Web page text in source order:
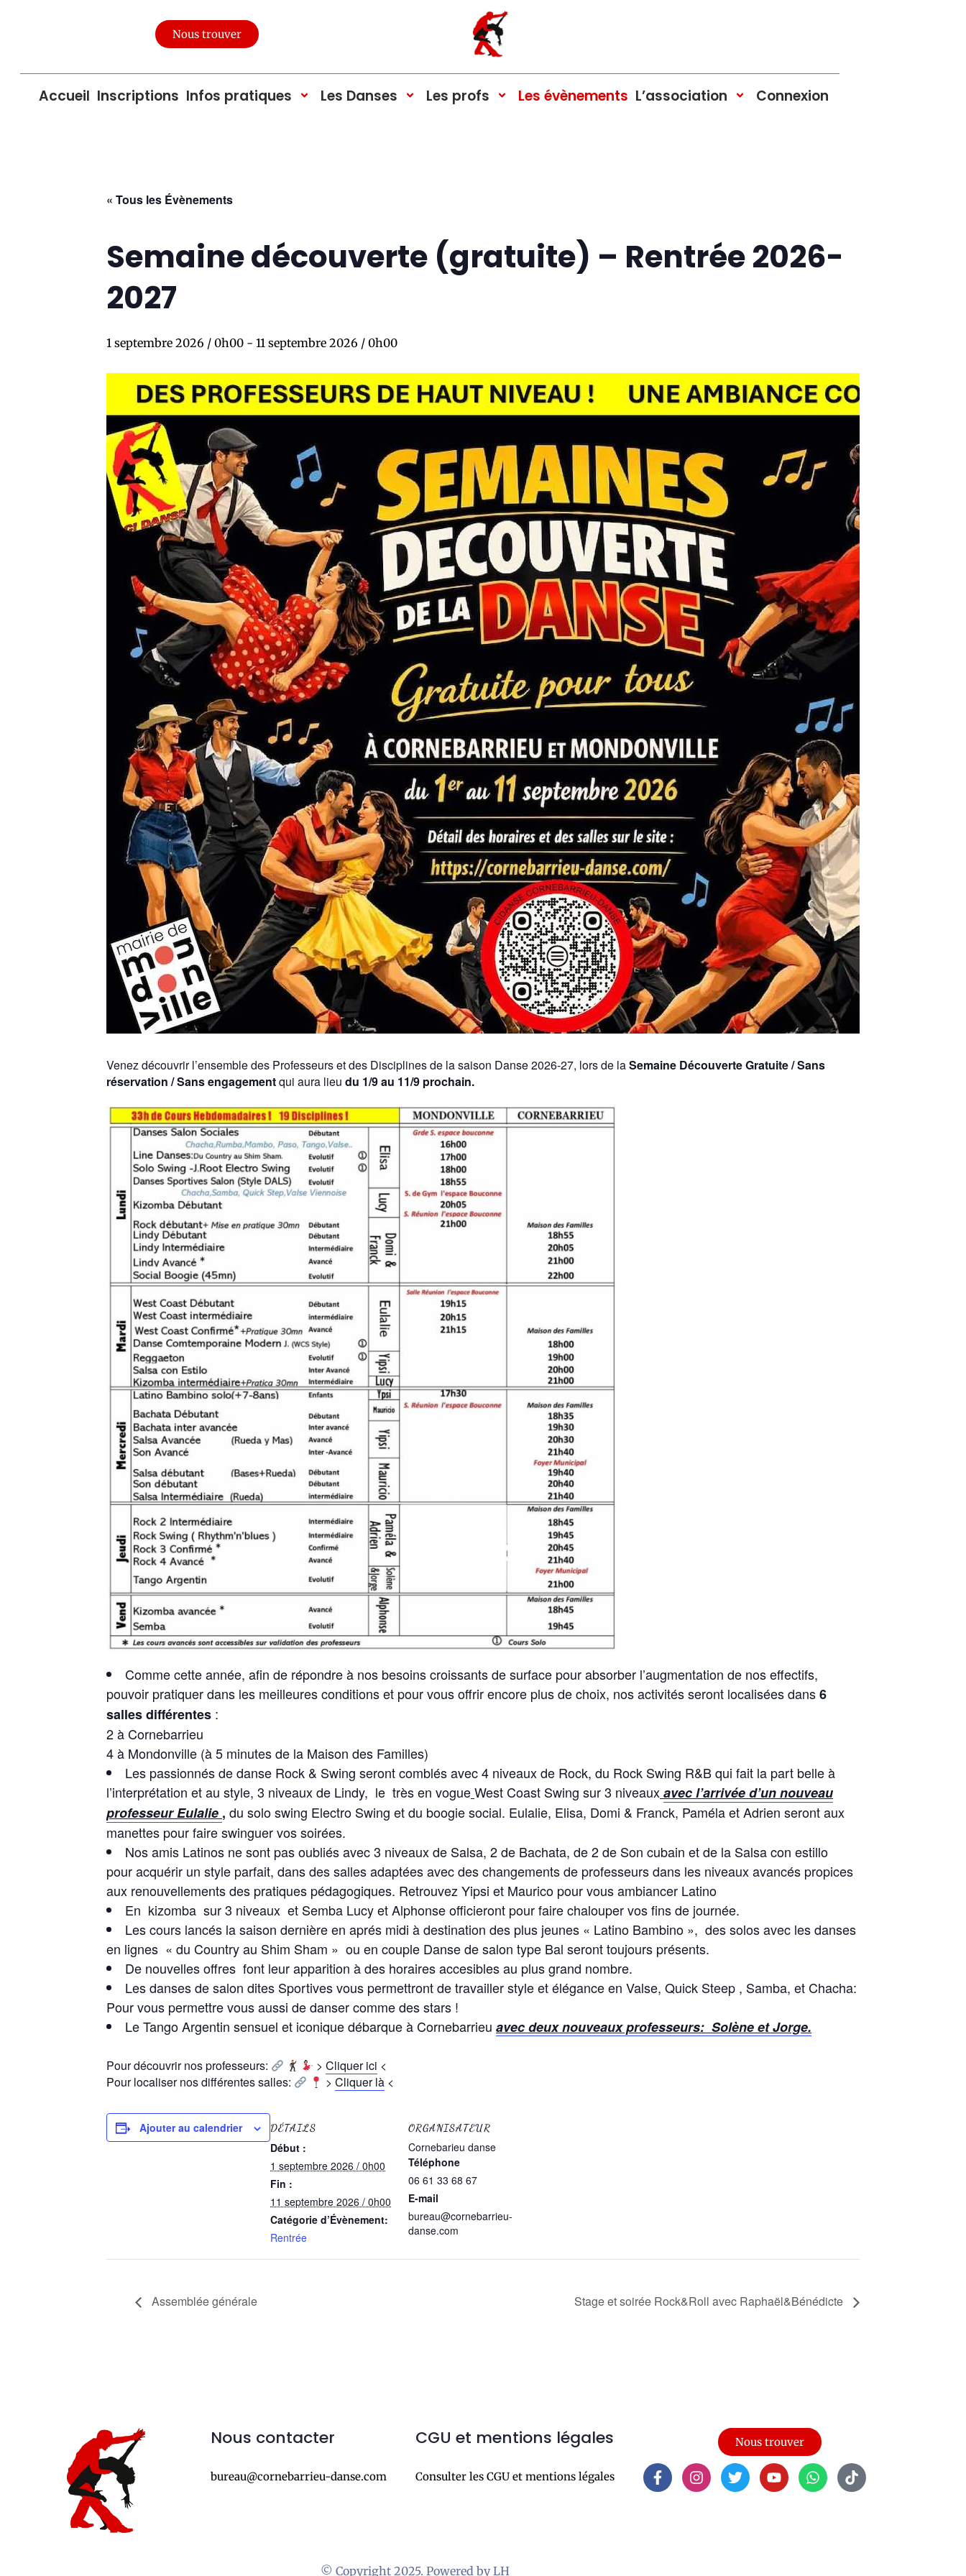
Nous trouver
Accueil Inscriptions Infos pratiques Les Danses Les profs Les évènements L’association Connexion
« Tous les Évènements
Semaine découverte (gratuite) – Rentrée 2026-
2027
1 septembre 2026 / 0h00 - 11 septembre 2026 / 0h00
Venez découvrir l’ensemble des Professeurs et des Disciplines de la saison Danse 2026-27, lors de laSemaine Découverte Gratuite / Sans
réservation / Sans engagementqui aura lieu du 1/9 au 11/9 prochain.
Comme cette année, afin de répondre à nos besoins croissants de surface pour absorber l’augmentation de nos effectifs,
pouvoir pratiquer dans les meilleures conditions et pour vous offrir encore plus de choix, nos activités seront localisées dans6
salles différentes :
2 à Cornebarrieu
4 à Mondonville (à 5 minutes de la Maison des Familles)
Les passionnés de danse Rock & Swing seront comblés avec 4 niveaux de Rock, du Rock Swing R&B qui fait la part belle à
l’interprétation et au style, 3 niveaux de Lindy, le très en vogueWest Coast Swing sur 3 niveauxavec l’arrivée d’un nouveau
professeur Eulalie , du solo swing Electro Swing et du boogie social. Eulalie, Elisa, Domi & Franck, Paméla et Adrien seront aux
manettes pour faire swinguer vos soirées.
Nos amis Latinos ne sont pas oubliés avec 3 niveaux de Salsa, 2 de Bachata, de 2 de Son cubain et de la Salsa con estillo
pour acquérir un style parfait, dans des salles adaptées avec des changements de professeurs dans les niveaux avancés propices
aux renouvellements des pratiques pédagogiques. Retrouvez Yipsi et Maurico pour vous ambiancer Latino
En kizomba sur 3 niveaux et Semba Lucy et Alphonse officieront pour faire chalouper vos fins de journée.
Les cours lancés la saison dernière en aprés midi à destination des plus jeunes « Latino Bambino », des solos avec les danses
en lignes « du Country au Shim Sham » ou en couple Danse de salon type Bal seront toujours présents.
De nouvelles offres font leur apparition à des horaires accesibles au plus grand nombre.
Les danses de salon dites Sportives vous permettront de travailler style et élégance en Valse, Quick Steep , Samba, et Chacha:
Pour vous permettre vous aussi de danser comme des stars !
Le Tango Argentin sensuel et iconique débarque à Cornebarrieu avec deux nouveaux professeurs: Solène et Jorge.
Pour découvrir nos professeurs: > Cliquer ici <
Pour localiser nos différentes salles:
>Cliquer là <
Ajouter au calendrier DÉTAILS
Début :
1 septembre 2026 / 0h00
Fin :
11 septembre 2026 / 0h00
Catégorie d’Évènement:
Rentrée
ORGANISATEUR
Cornebarieu danse
Téléphone
06 61 33 68 67
E-mail
bureau@cornebarrieu-
danse.com
Assemblée générale Stage et soirée Rock&Roll avec Raphaël&Bénédicte
Nous contacter
bureau@cornebarrieu-danse.com
CGU et mentions légales
Consulter les CGU et mentions légales
Nous trouver
© Copyright 2025. Powered by LH